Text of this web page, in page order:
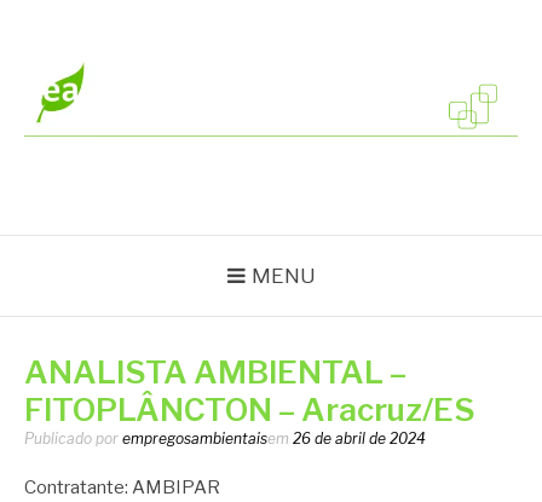
conteúdo
MENU
ANALISTA AMBIENTAL –
FITOPLÂNCTON – Aracruz/ES
Publicado por empregosambientaisem 26 de abril de 2024
Contratante: AMBIPAR